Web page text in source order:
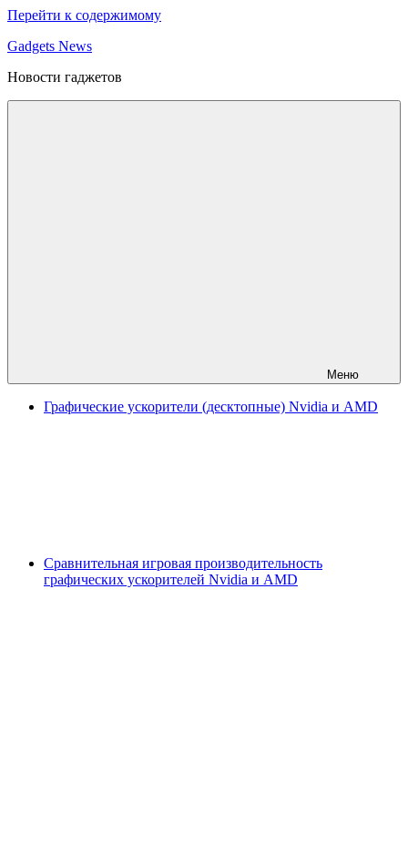
Перейти к содержимому
Gadgets News
Новости гаджетов
Меню
Графические ускорители (десктопные) Nvidia и AMD
Сравнительная игровая производительность
графических ускорителей Nvidia и AMD